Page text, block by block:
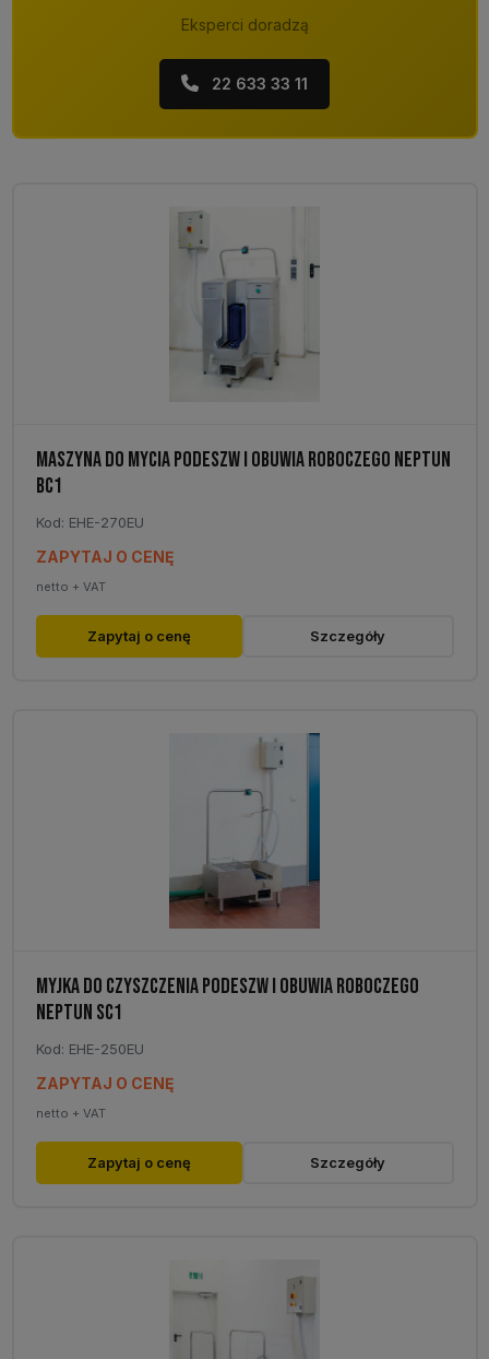
Eksperci doradzą
22 633 33 11
MASZYNA DO MYCIA PODESZW I OBUWIA ROBOCZEGO NEPTUN
BC1
Kod: EHE-270EU
ZAPYTAJ O CENĘ
netto + VAT
Zapytaj o cenę Szczegóły
MYJKA DO CZYSZCZENIA PODESZW I OBUWIA ROBOCZEGO
NEPTUN SC1
Kod: EHE-250EU
ZAPYTAJ O CENĘ
netto + VAT
Zapytaj o cenę Szczegóły